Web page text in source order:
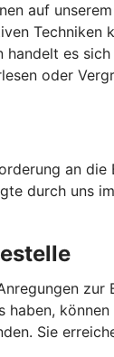
auf
Techniken
handelt es
oder
an die
durch uns
zur
können
Sie